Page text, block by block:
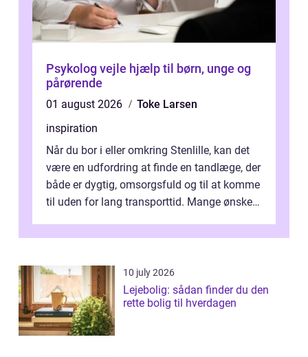
Psykolog vejle hjælp til børn, unge og
pårørende
01 august 2026
Toke Larsen
inspiration
Når du bor i eller omkring Stenlille, kan det
være en udfordring at finde en tandlæge, der
både er dygtig, omsorgsfuld og til at komme
til uden for lang transporttid. Mange ønsker
10 july 2026
Lejebolig: sådan finder du den
rette bolig til hverdagen